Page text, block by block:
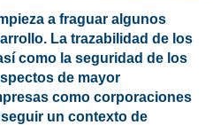
a fraguar algunos
La trazabilidad de los
como la seguridad de los
de mayor
como corporaciones
un contexto de